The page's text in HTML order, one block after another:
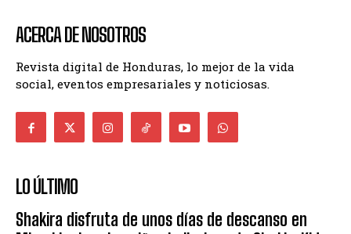
ACERCA DE NOSOTROS
Revista digital de Honduras, lo mejor de la vida
social, eventos empresariales y noticiosas.
LO ÚLTIMO
Shakira disfruta de unos días de descanso en